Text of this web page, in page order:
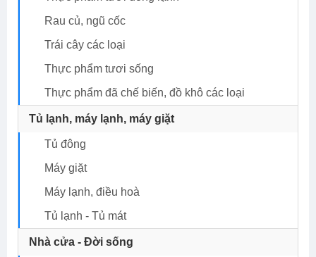
Rau củ, ngũ cốc
Trái cây các loại
Thực phẩm tươi sống
Thực phẩm đã chế biến, đồ khô các loại
Tủ lạnh, máy lạnh, máy giặt
Tủ đông
Máy giặt
Máy lạnh, điều hoà
Tủ lạnh - Tủ mát
Nhà cửa - Đời sống